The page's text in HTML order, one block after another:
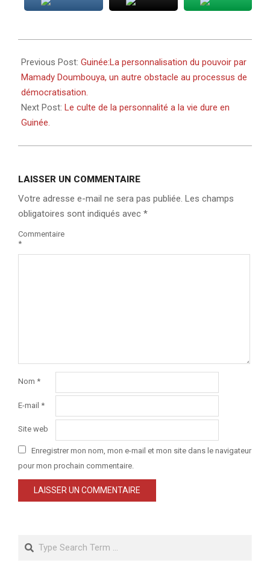
03-
14
Previous Post: Guinée:La personnalisation du pouvoir par
Mamady Doumbouya, un autre obstacle au processus de
démocratisation.
Next Post: Le culte de la personnalité a la vie dure en
Guinée.
LAISSER UN COMMENTAIRE
Votre adresse e-mail ne sera pas publiée. Les champs
obligatoires sont indiqués avec *
Commentaire
*
Nom *
E-mail *
Site web
Enregistrer mon nom, mon e-mail et mon site dans le navigateur
pour mon prochain commentaire.